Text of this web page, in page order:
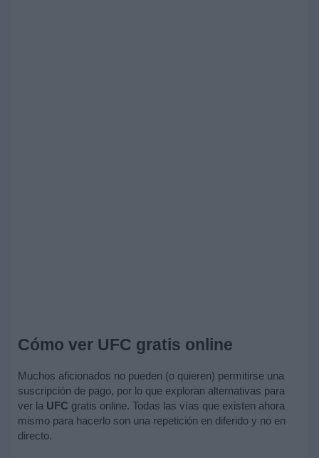
Cómo ver UFC gratis online
Muchos aficionados no pueden (o quieren) permitirse una
suscripción de pago, por lo que exploran alternativas para
ver la UFC gratis online. Todas las vías que existen ahora
mismo para hacerlo son una repetición en diferido y no en
directo.